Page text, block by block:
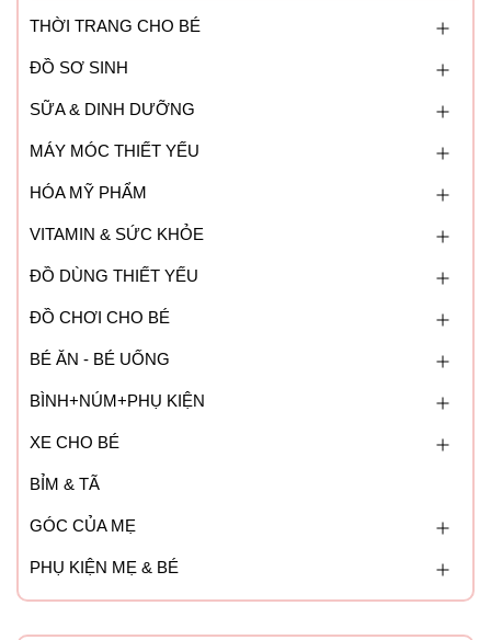
THỜI TRANG CHO BÉ
ĐỒ SƠ SINH
SỮA & DINH DƯỠNG
MÁY MÓC THIẾT YẾU
HÓA MỸ PHẨM
VITAMIN & SỨC KHỎE
ĐỒ DÙNG THIẾT YẾU
ĐỒ CHƠI CHO BÉ
BÉ ĂN - BÉ UỐNG
BÌNH+NÚM+PHỤ KIỆN
XE CHO BÉ
BỈM & TÃ
GÓC CỦA MẸ
PHỤ KIỆN MẸ & BÉ